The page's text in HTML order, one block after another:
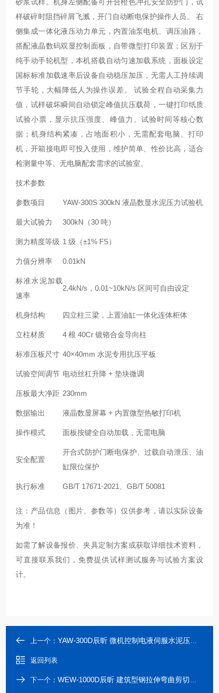
砂浆试样。机身左侧配备可开合橙色冲孔安全防护门，试
样破碎时阻挡碎屑飞溅，开门自动断电保护操作人员。 右
侧集成一体化液压动力单元，内置油泵电机、调压油路，
搭配液晶数码双显控制面板，自带微型打印装置；区别于
纯手动手轮机型，本机搭载自动匀速加载系统，面板设定
国标标准加载速率后设备自动稳压加压，无需人工持续调
节手轮，大幅降低人为操作误差。 试验全程自动采集力
值，试样破坏瞬间自动锁定峰值抗压载荷，一键打印纸质
试验小票，显示抗压强度、峰值力、试验时间等核心数
据；机身结构紧凑，占地面积小，无需配套电脑、打印
机，开箱接电即可投入使用，维护简单、性价比高，适合
检测量中等、无电脑配套需求的试验室。
技术参数
参数项目 YAW-300S 300kN 液晶数显水泥压力试验机
最大试验力 300kN（30 吨）
测力精度等级 1 级（±1% FS）
力值分辨率 0.01kN
标准水泥加载
速率
2.4kN/s，0.01~10kN/s 区间可自由设定
机身结构 四立柱三梁，上置油缸一体化连体柜体
立柱材质 4 根 40Cr 镀铬合金导向柱
标准压板尺寸 40×40mm 水泥专用抗压平板
试验空间调节 电动丝杠升降 + 垫块微调
压板最大净距 230mm
数据输出 液晶数显屏幕 + 内置微型热敏打印机
操作模式 面板按键全自动加载，无需电脑
安全配置
开合式防护门断电保护、过载自动泄压、油
缸限位保护
执行标准 GB/T 17671-2021、GB/T 50081
注：产品信息（图片、参数等）仅供参考，请以实际设备
为准！
如需了解设备报价、夹具定制方案或获取详细技术资料，
可直接联系我们，免费提供试样测试服务与试验方案设
计。
上一个： YAW-300D辰昕 微机控制电液伺服水泥压力试验机
返回列表
下一个： WEW-1000D辰昕 建筑型钢拉伸弯曲剪切万能试验机